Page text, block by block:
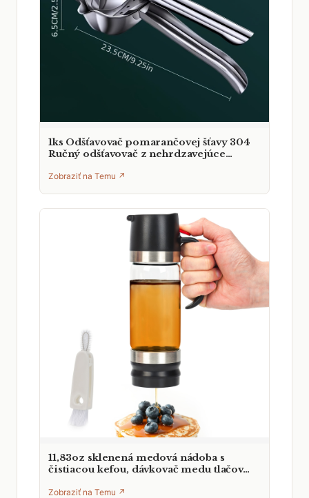
1ks Odšťavovač pomarančovej šťavy 304
Ručný odšťavovač z nehrdzavejúce…
Zobraziť na Temu ↗
11,83oz sklenená medová nádoba s
čistiacou kefou, dávkovač medu tlačov…
Zobraziť na Temu ↗